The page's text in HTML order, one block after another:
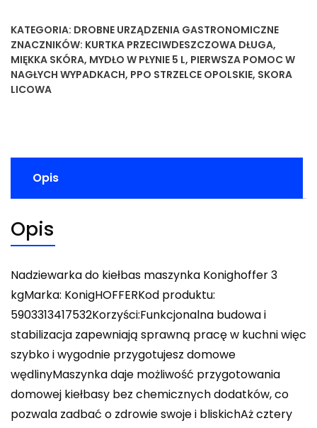
KATEGORIA: DROBNE URZĄDZENIA GASTRONOMICZNE
ZNACZNIKÓW: KURTKA PRZECIWDESZCZOWA DŁUGA,
MIĘKKA SKÓRA, MYDŁO W PŁYNIE 5 L, PIERWSZA POMOC W
NAGŁYCH WYPADKACH, PPO STRZELCE OPOLSKIE, SKORA
LICOWA
Opis
Opis
Nadziewarka do kiełbas maszynka Konighoffer 3
kgMarka: KonigHOFFERKod produktu:
5903313417532Korzyści:Funkcjonalna budowa i
stabilizacja zapewniają sprawną pracę w kuchni więc
szybko i wygodnie przygotujesz domowe
wędlinyMaszynka daje możliwość przygotowania
domowej kiełbasy bez chemicznych dodatków, co
pozwala zadbać o zdrowie swoje i bliskichAż cztery